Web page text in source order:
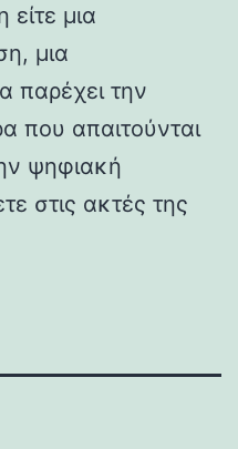
είτε μια
μια
παρέχει την
που απαιτούνται
ψηφιακή
στις ακτές της